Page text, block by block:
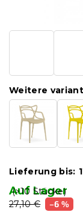
27,10 € –6 %
Auf Lager
(>10 Stücke)
Weitere
Lieferung bis: